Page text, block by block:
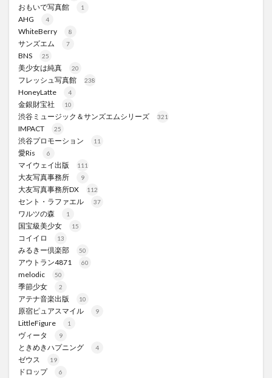
おもいで写真館 1
AHG 4
WhiteBerry 8
サンズエム 7
BNS 25
美少女は純真 20
フレッシュ写真館 238
HoneyLatte 4
金銀財宝社 10
渋谷ミュージック＆サンズエムシリーズ 321
IMPACT 25
渋谷プロモーション 11
愛Ris 6
マイウェイ出版 111
大友写真事務所 9
大友写真事務所DX 112
セント・ラファエル 37
ワルツの森 1
国宝級美少女 15
コイイロ 13
みるきー倶楽部 50
アウトラン4871 60
melodic 50
季節少女 2
アテナ音楽出版 10
原宿ピュアスマイル 9
LittleFigure 1
ヴィータ 9
ときめきハプニング 4
ゼウス 19
ドロップ 6